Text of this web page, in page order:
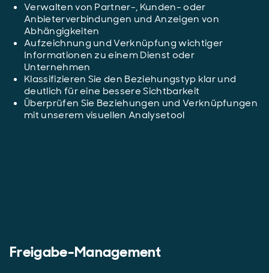
Verwalten von Partner-, Kunden- oder
Anbieterverbindungen und Anzeigen von
Abhängigkeiten
Aufzeichnung und Verknüpfung wichtiger
Informationen zu einem Dienst oder
Unternehmen
Klassifizieren Sie den Beziehungstyp klar und
deutlich für eine bessere Sichtbarkeit
Überprüfen Sie Beziehungen und Verknüpfungen
mit unserem visuellen Analysetool
Freigabe-Management